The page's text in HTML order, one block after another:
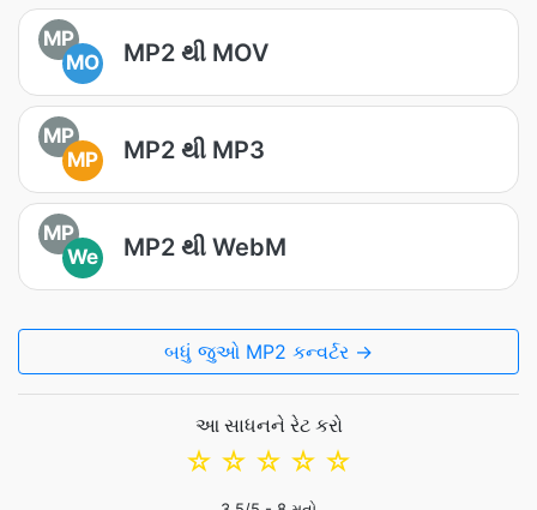
MP
MO
MP2 થી MOV
MP
MP
MP2 થી MP3
MP
We
MP2 થી WebM
બધું જુઓ MP2 કન્વર્ટર →
આ સાધનને રેટ કરો
☆
☆
☆
☆
☆